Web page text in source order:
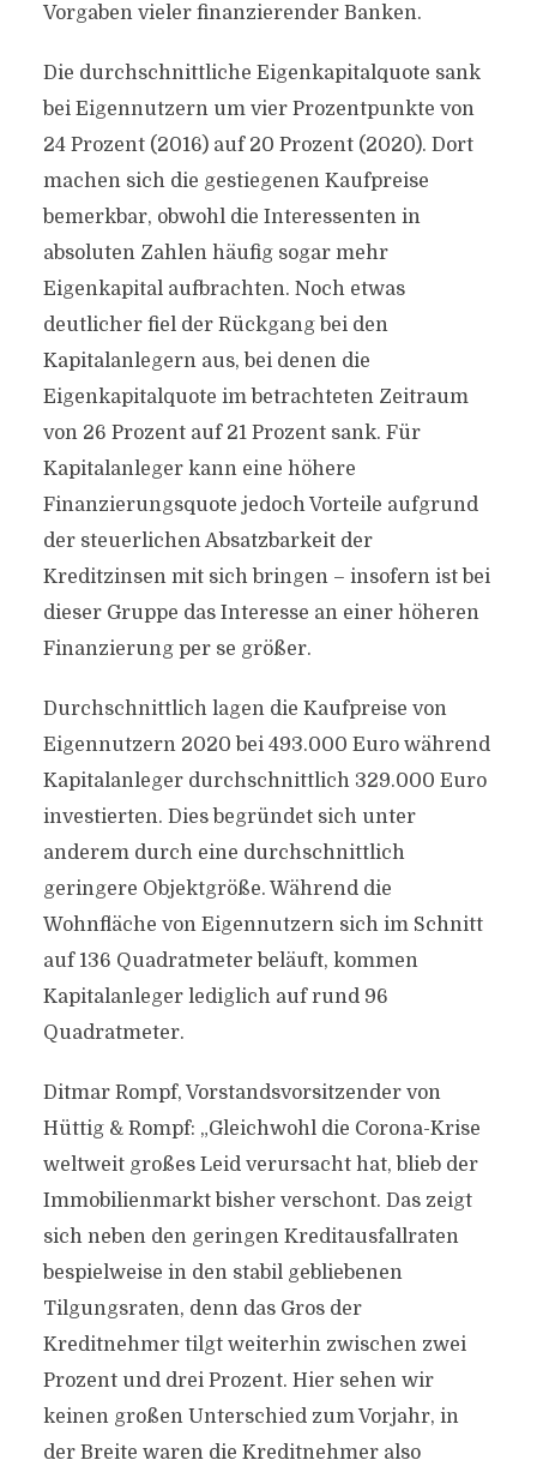
Vorgaben vieler finanzierender Banken.
Die durchschnittliche Eigenkapitalquote sank
bei Eigennutzern um vier Prozentpunkte von
24 Prozent (2016) auf 20 Prozent (2020). Dort
machen sich die gestiegenen Kaufpreise
bemerkbar, obwohl die Interessenten in
absoluten Zahlen häufig sogar mehr
Eigenkapital aufbrachten. Noch etwas
deutlicher fiel der Rückgang bei den
Kapitalanlegern aus, bei denen die
Eigenkapitalquote im betrachteten Zeitraum
von 26 Prozent auf 21 Prozent sank. Für
Kapitalanleger kann eine höhere
Finanzierungsquote jedoch Vorteile aufgrund
der steuerlichen Absatzbarkeit der
Kreditzinsen mit sich bringen – insofern ist bei
dieser Gruppe das Interesse an einer höheren
Finanzierung per se größer.
Durchschnittlich lagen die Kaufpreise von
Eigennutzern 2020 bei 493.000 Euro während
Kapitalanleger durchschnittlich 329.000 Euro
investierten. Dies begründet sich unter
anderem durch eine durchschnittlich
geringere Objektgröße. Während die
Wohnfläche von Eigennutzern sich im Schnitt
auf 136 Quadratmeter beläuft, kommen
Kapitalanleger lediglich auf rund 96
Quadratmeter.
Ditmar Rompf, Vorstandsvorsitzender von
Hüttig & Rompf: „Gleichwohl die Corona-Krise
weltweit großes Leid verursacht hat, blieb der
Immobilienmarkt bisher verschont. Das zeigt
sich neben den geringen Kreditausfallraten
bespielweise in den stabil gebliebenen
Tilgungsraten, denn das Gros der
Kreditnehmer tilgt weiterhin zwischen zwei
Prozent und drei Prozent. Hier sehen wir
keinen großen Unterschied zum Vorjahr, in
der Breite waren die Kreditnehmer also